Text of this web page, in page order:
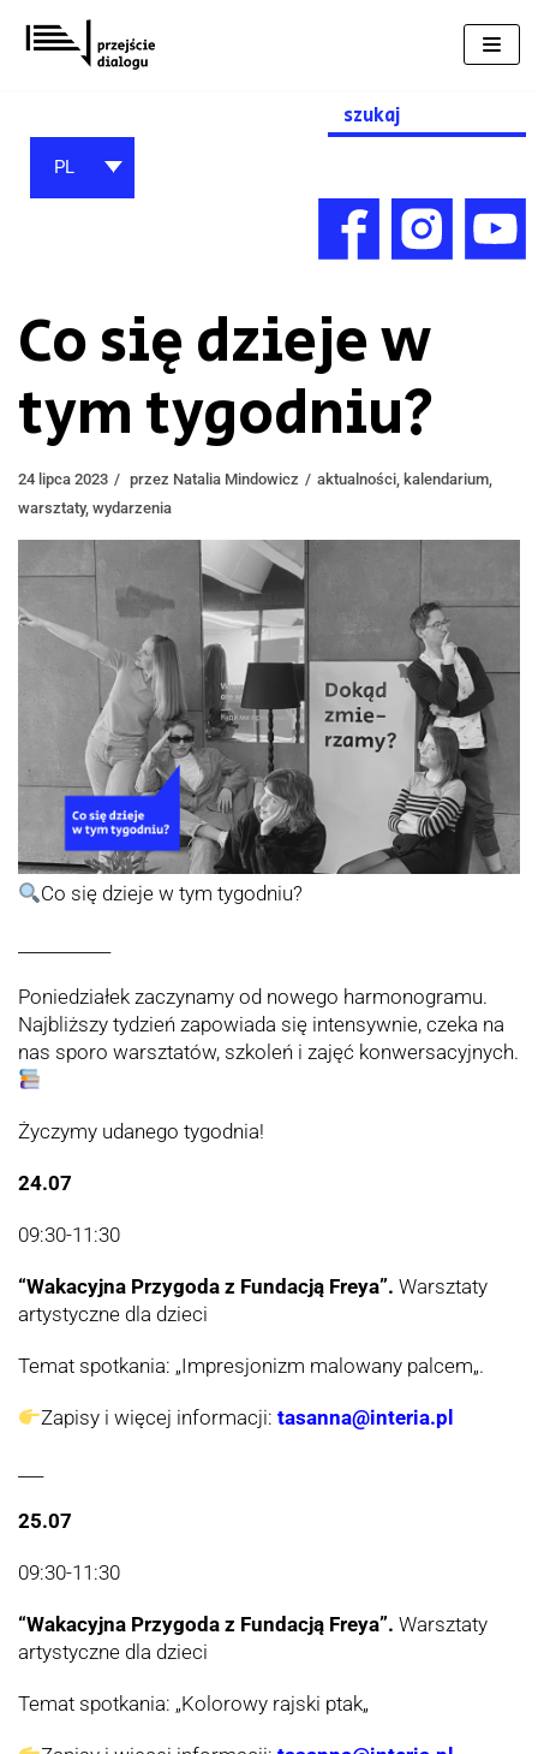
Przejdź
do
Search
for:
PL
Co się dzieje w
tym tygodniu?
24 lipca 2023 przez Natalia Mindowicz aktualności kalendarium
warsztaty, wydarzenia
Co się dzieje w tym tygodniu?
Poniedziałek zaczynamy od nowego harmonogramu.
Najbliższy tydzień zapowiada się intensywnie, czeka na
nas sporo warsztatów, szkoleń i zajęć konwersacyjnych.
Życzymy udanego tygodnia!
24.07
09:30-11:30
“Wakacyjna Przygoda z Fundacją Freya”. Warsztaty
artystyczne dla dzieci
Temat spotkania: „Impresjonizm malowany palcem„.
Zapisy i więcej informacji:tasanna@interia.pl
25.07
09:30-11:30
“Wakacyjna Przygoda z Fundacją Freya”. Warsztaty
artystyczne dla dzieci
Temat spotkania: „Kolorowy rajski ptak„